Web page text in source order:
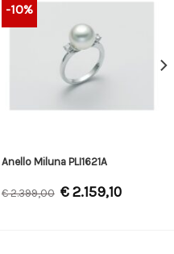
-10%
Anello Miluna PLI1621A
€2.399,00 €2.159,10